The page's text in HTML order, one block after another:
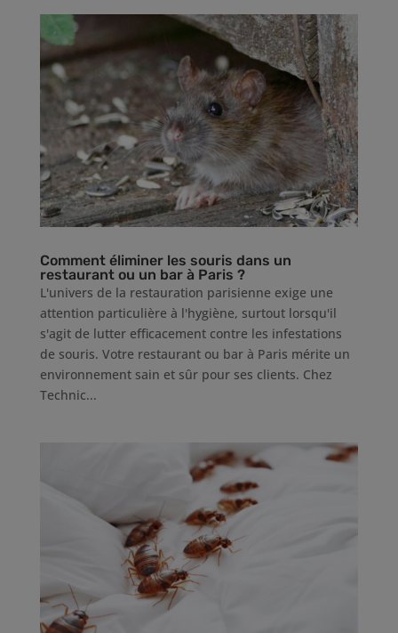
Comment éliminer les souris dans un
restaurant ou un bar à Paris ?
L'univers de la restauration parisienne exige une
attention particulière à l'hygiène, surtout lorsqu'il
s'agit de lutter efficacement contre les infestations
de souris. Votre restaurant ou bar à Paris mérite un
environnement sain et sûr pour ses clients. Chez
Technic...